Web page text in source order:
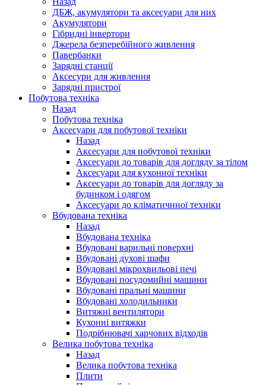
ДБЖ, акумулятори та аксесуари для них
Акумулятори
Гібридні інвертори
Джерела безперебійного живлення
Павербанки
Зарядні станції
Аксесури для живлення
Зарядні пристрої
Побутова техніка
Назад
Побутова техніка
Аксесуари для побутової техніки
Назад
Аксесуари для побутової техніки
Аксесуари до товарів для догляду за тілом
Аксесуари для кухонної техніки
Аксесуари до товарів для догляду за
будинком і одягом
Аксесуари до кліматичнної техніки
Вбудована техніка
Назад
Вбудована техніка
Вбудовані варильні поверхні
Вбудовані духові шафи
Вбудовані мікрохвильові печі
Вбудовані посудомийні машини
Вбудовані пральні машини
Вбудовані холодильники
Витяжні вентилятори
Кухонні витяжки
Подрібнювачі харчових відходів
Велика побутова техніка
Назад
Велика побутова техніка
Плити